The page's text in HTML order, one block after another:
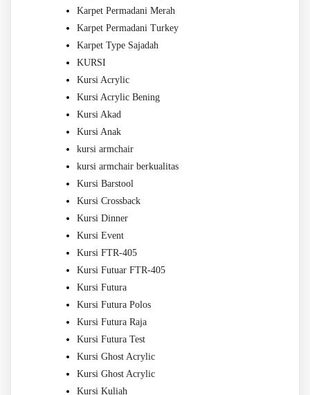
Karpet Permadani Merah
Karpet Permadani Turkey
Karpet Type Sajadah
KURSI
Kursi Acrylic
Kursi Acrylic Bening
Kursi Akad
Kursi Anak
kursi armchair
kursi armchair berkualitas
Kursi Barstool
Kursi Crossback
Kursi Dinner
Kursi Event
Kursi FTR-405
Kursi Futuar FTR-405
Kursi Futura
Kursi Futura Polos
Kursi Futura Raja
Kursi Futura Test
Kursi Ghost Acrylic
Kursi Ghost Acrylic
Kursi Kuliah